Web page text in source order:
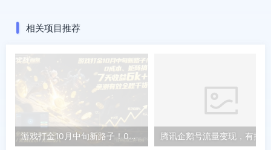
相关项目推荐
游戏打金10月中旬新路子！0成本、矩阵搞，7天收益6k+，亲测有效全程干货【揭秘】